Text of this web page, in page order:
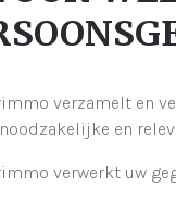
verzamelt en
en
verwerkt uw